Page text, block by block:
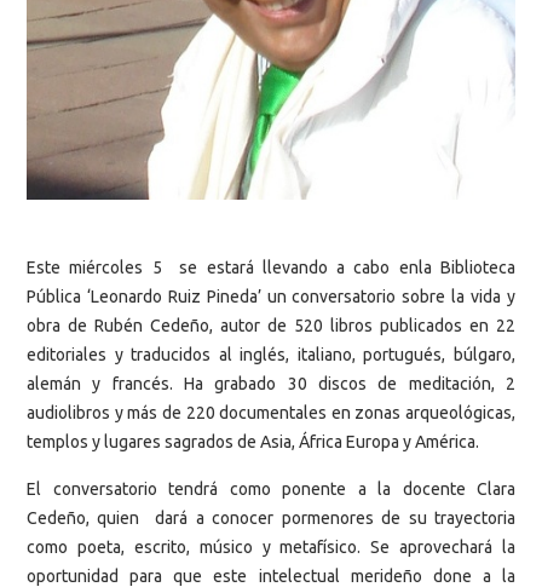
Este miércoles 5 se estará llevando a cabo enla Biblioteca
Pública ‘Leonardo Ruiz Pineda’ un conversatorio sobre la vida y
obra de Rubén Cedeño, autor de 520 libros publicados en 22
editoriales y traducidos al inglés, italiano, portugués, búlgaro,
alemán y francés. Ha grabado 30 discos de meditación, 2
audiolibros y más de 220 documentales en zonas arqueológicas,
templos y lugares sagrados de Asia, África Europa y América.
El conversatorio tendrá como ponente a la docente Clara
Cedeño, quien dará a conocer pormenores de su trayectoria
como poeta, escrito, músico y metafísico. Se aprovechará la
oportunidad para que este intelectual merideño done a la